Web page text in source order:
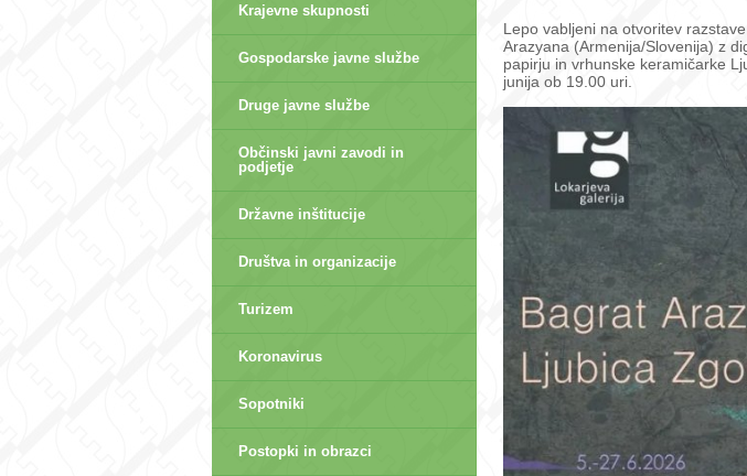
Krajevne skupnosti
Gospodarske javne službe
Druge javne službe
Občinski javni zavodi in
podjetje
Državne inštitucije
Društva in organizacije
Turizem
Koronavirus
Sopotniki
Postopki in obrazci
Lepo vabljeni na otvoritev
Arazyana (Armenija/Slovenija) z
papirju in vrhunske keramičarke
junija ob 19.00 uri.